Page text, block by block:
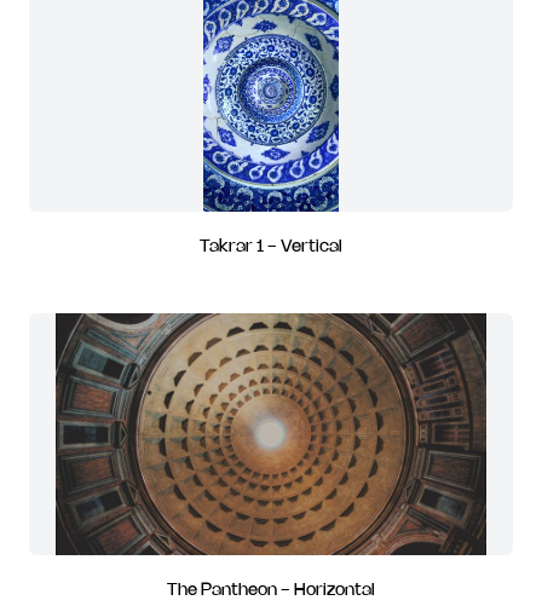
Takrar 1 - Vertical
The Pantheon - Horizontal